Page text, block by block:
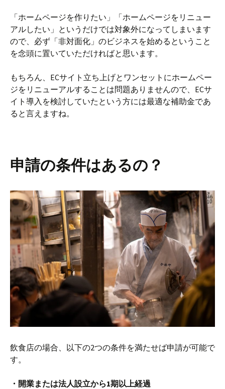
「ホームページを作りたい」「ホームページをリニュー
アルしたい」というだけでは対象外になってしまいます
ので、必ず「非対面化」のビジネスを始めるということ
を念頭に置いていただければと思います。
もちろん、ECサイト立ち上げとワンセットにホームペー
ジをリニューアルすることは問題ありませんので、ECサ
イト導入を検討していたという方には最適な補助金であ
ると言えますね。
申請の条件はあるの？
飲食店の場合、以下の2つの条件を満たせば申請が可能で
す。
・開業または法人設立から1期以上経過